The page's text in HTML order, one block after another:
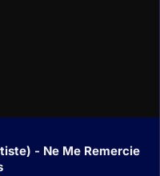
- Ne Me Remercie